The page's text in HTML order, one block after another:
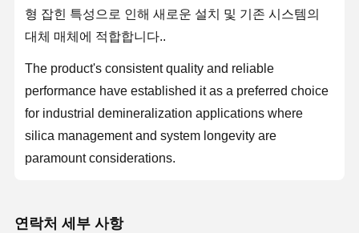
초순수 장비
울트라 퓨어 RO 워터 시스템
산업용 정수 시스템
탈염수 기계
물 정화 시스템 액세서리
형 잡힌 특성으로 인해 새로운 설치 및 기존 시스템의
대체 매체에 적합합니다..
The product's consistent quality and reliable
performance have established it as a preferred choice
for industrial demineralization applications where
silica management and system longevity are
paramount considerations.
연락처 세부 사항